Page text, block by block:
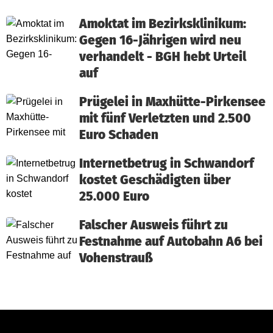
Amoktat im Bezirksklinikum:
Gegen 16-Jährigen wird neu
verhandelt - BGH hebt Urteil
auf
Prügelei in Maxhütte-Pirkensee
mit fünf Verletzten und 2.500
Euro Schaden
Internetbetrug in Schwandorf
kostet Geschädigten über
25.000 Euro
Falscher Ausweis führt zu
Festnahme auf Autobahn A6 bei
Vohenstrauß